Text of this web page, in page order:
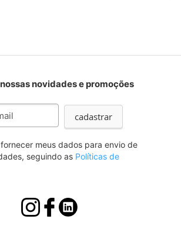
novidades e promoções
cadastrar
meus dados para envio de
seguindo as Políticas de